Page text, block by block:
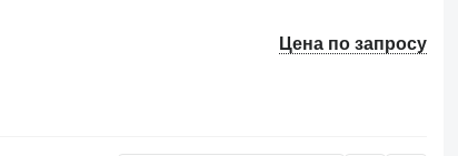
Цена по запросу